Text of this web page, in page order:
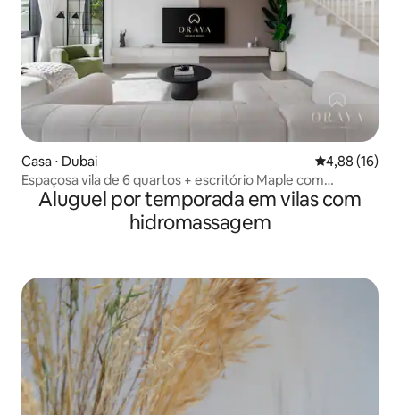
Casa ⋅ Dubai 4,88 de uma
4,88 (16)
Espaçosa vila de 6 quartos + escritório Maple com
churrasqueira em Dubai Hills
Aluguel por temporada em vilas com
hidromassagem